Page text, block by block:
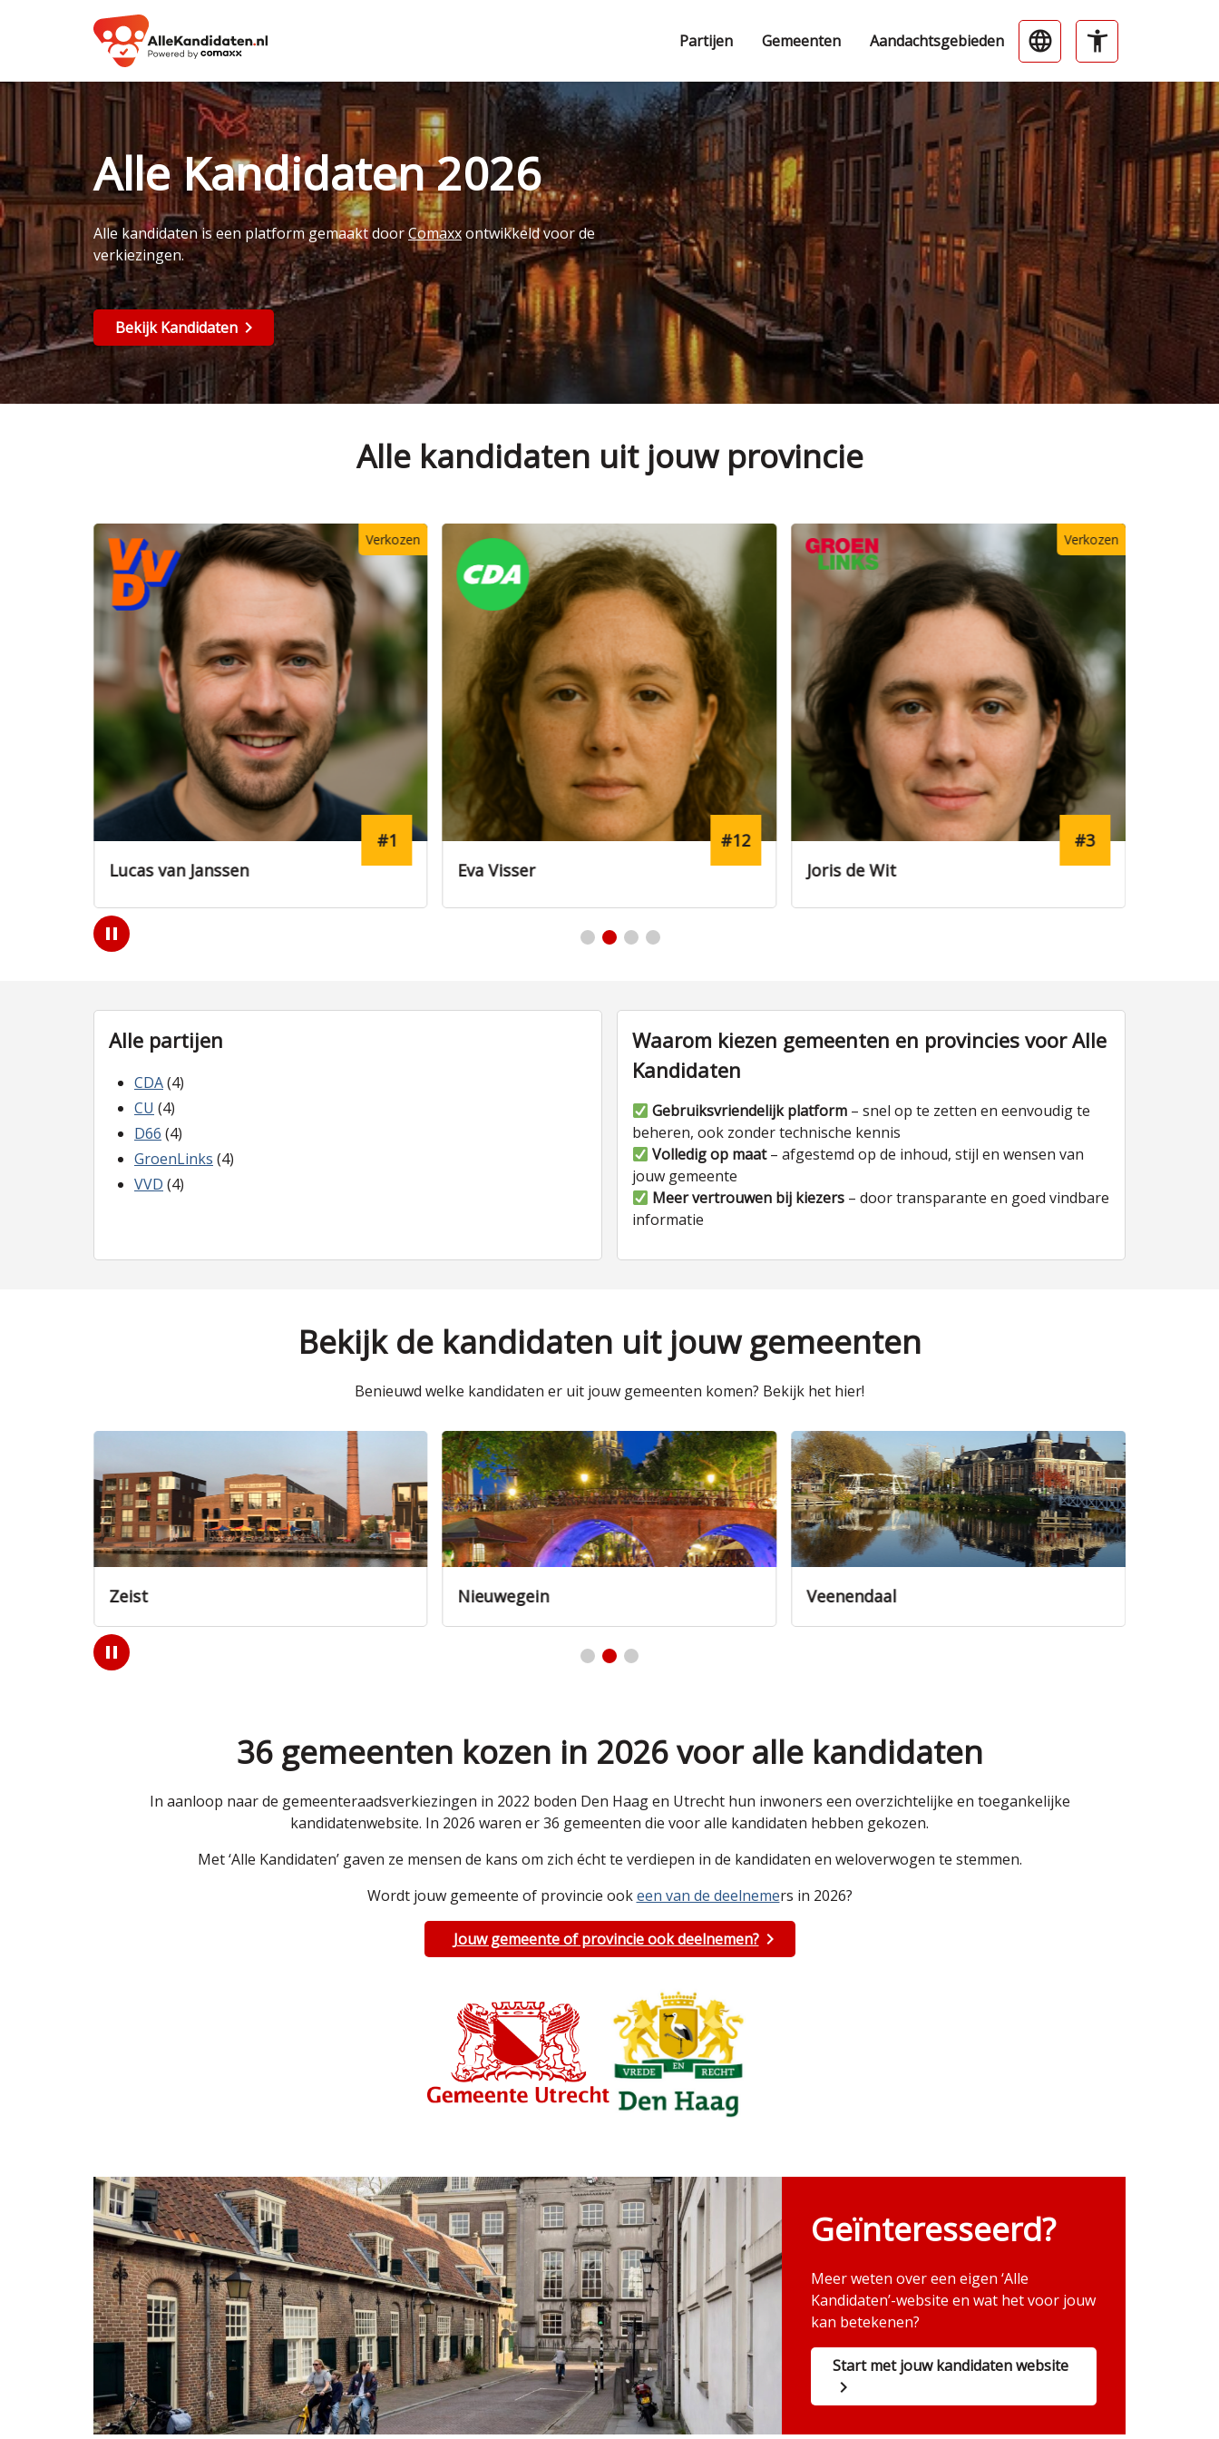
Partijen Gemeenten Aandachtsgebieden
Alle Kandidaten 2026
Alle kandidaten is een platform gemaakt doorComaxxontwikkeld voor de
verkiezingen.
Bekijk Kandidaten
Alle kandidaten uit jouw provincie
Eva Visser
#12
Verkozen
Joris de Wit
#3
Verkozen
Thijs Dekker
#7
Play
/
Alle partijen
CDA(4)
CU (4)
D66 (4)
GroenLinks (4)
VVD (4)
Waarom kiezen gemeenten en provincies voor Alle
Kandidaten
Gebruiksvriendelijk platform – snel op te zetten en eenvoudig te
beheren, ook zonder technische kennis
Volledig op maat– afgestemd op de inhoud, stijl en wensen van
jouw gemeente
Meer vertrouwen bij kiezers – door transparante en goed vindbare
informatie
Bekijk de kandidaten uit jouw gemeenten
Benieuwd welke kandidaten er uit jouw gemeenten komen? Bekijk het hier!
Nieuwegein Veenendaal Utrecht
Play
/
36 gemeenten kozen in 2026 voor alle kandidaten
In aanloop naar de gemeenteraadsverkiezingen in 2022 boden Den Haag en Utrecht hun inwoners een overzichtelijke en toegankelijke
kandidatenwebsite. In 2026 waren er 36 gemeenten die voor alle kandidaten hebben gekozen.
Met ‘Alle Kandidaten’ gaven ze mensen de kans om zich écht te verdiepen in de kandidaten en weloverwogen te stemmen.
Wordt jouw gemeente of provincie ookeen van de deelnemers in 2026?
Jouw gemeente of provincie ook deelnemen?
Geïnteresseerd?
Meer weten over een eigen ‘Alle
Kandidaten’-website en wat het voor jouw
kan betekenen?
Start met jouw kandidaten website